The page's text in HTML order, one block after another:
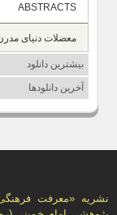
ABSTRACTS
معضلات دنیای
بررسی آثار
روش‌شناسی
بیشترین دانلود
آخرین دانلودها
نشریه «معرفت